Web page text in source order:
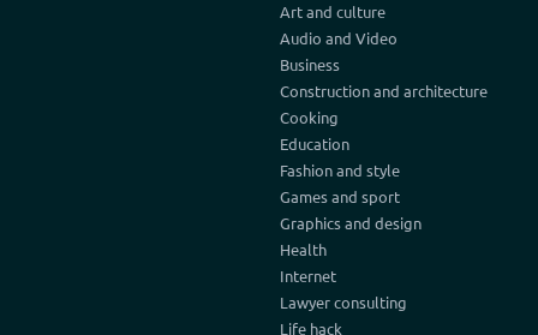
Art and culture
Audio and Video
Business
Construction and architecture
Cooking
Education
Fashion and style
Games and sport
Graphics and design
Health
Internet
Lawyer consulting
Life hack